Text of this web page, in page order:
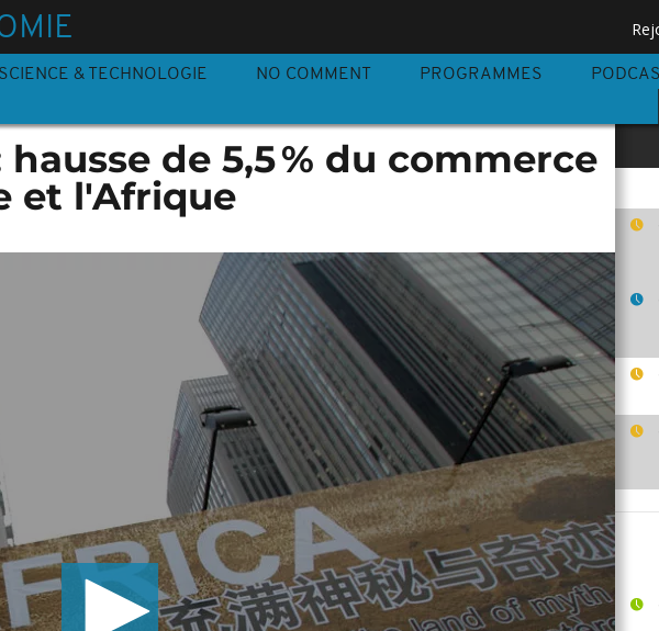
SCIENCE & TECHNOLOGIE NO COMMENT PROGRAMMES
hausse de 5,5 % du commerce
et l'Afrique